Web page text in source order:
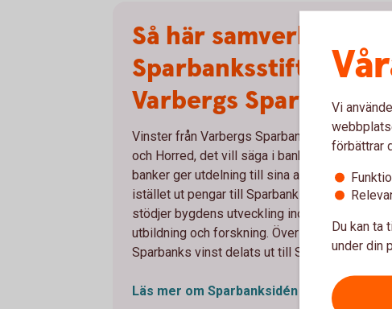
Så här samverkar
Sparbanksstiftelsen
Varbergs Sparbank
Vinster från Varbergs Sparbank
och Horred, det vill säga i bankens
banker ger utdelning till sina aktieägare delar
istället ut pengar till Sparbanksstiftelsen
stödjer bygdens utveckling inom idrott,
utbildning och forskning. Över tid har cirka 20
Sparbanks vinst delats ut till
Läs mer om Sparbanksidén
Vi
förbättrar
Du kan ta
under din